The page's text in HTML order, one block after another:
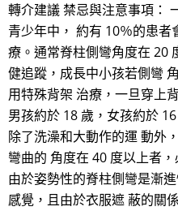
轉介建議 禁忌與注意事項：
青少年中， 約有 10％的患
療。通常脊柱側彎角度在 20
健追蹤，成長中小孩若側彎
用特殊背架 治療，一旦穿上
男孩約於 18 歲，女孩約於
除了洗澡和大動作的運 動外
彎曲的 角度在 40 度以上者
由於姿勢性的脊柱側彎是漸
感覺，且由於衣服遮 蔽的關